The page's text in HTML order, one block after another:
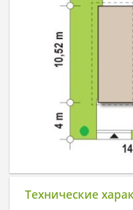
Технические